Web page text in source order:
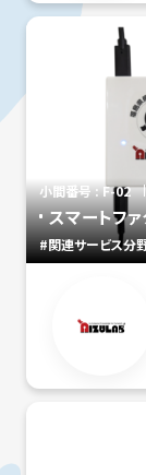
小間番号 : F-02
スマートフ
#関連サービス分